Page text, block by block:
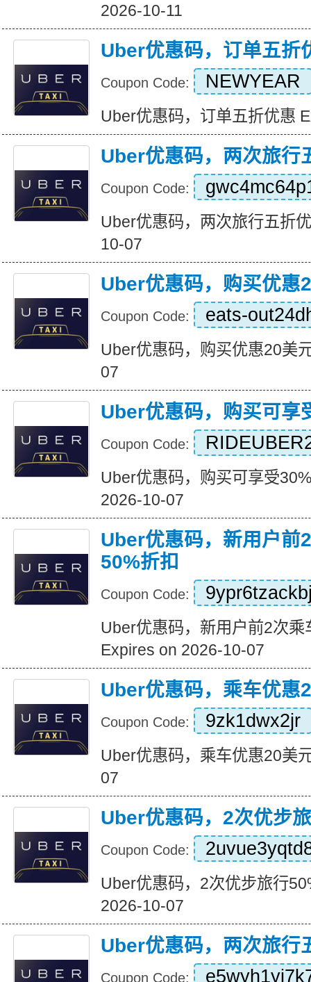
2026-10-11
Uber优惠码，订单五折
Coupon Code: NEWYEAR
Uber优惠码，订单五折优惠
Uber优惠码，两次旅行
Coupon Code:
Uber优惠码，两次旅行五折
10-07
Uber优惠码，购买优惠
Coupon Code: eats-
Uber优惠码，购买优惠20美
07
Uber优惠码，购买可享
Coupon Code:
Uber优惠码，购买可享受
2026-10-07
Uber优惠码，新用户前
50%折扣
Coupon Code:
Uber优惠码，新用户前2次乘
Expires on 2026-10-07
Uber优惠码，乘车优惠
Coupon Code: 9zk1dwx2jr
Uber优惠码，乘车优惠20美
07
Uber优惠码，2次优步
Coupon Code:
Uber优惠码，2次优步旅行
2026-10-07
Uber优惠码，两次旅行
Coupon Code: